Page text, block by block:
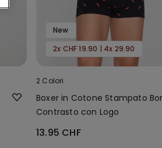
New
2x CHF 19.90 | 4x 29.90
2 Colori
Boxer in Cotone Stampato
Contrasto con Logo
13.95 CHF